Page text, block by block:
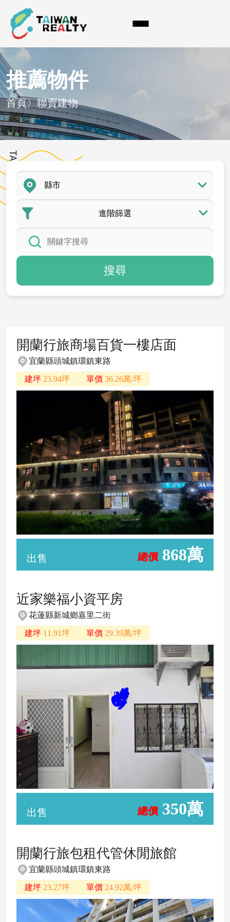
推薦物件
首頁〉聯賣建物
進階篩選
搜尋
開蘭行旅商場百貨一樓店面
宜蘭縣頭城鎮環鎮東路
建坪 23.94坪 單價 36.26萬/坪
出售 總價 868萬
近家樂福小資平房
花蓮縣新城鄉嘉里二街
建坪 11.91坪 單價 29.39萬/坪
出售 總價 350萬
開蘭行旅包租代管休閒旅館
宜蘭縣頭城鎮環鎮東路
建坪 23.27坪 單價 24.92萬/坪